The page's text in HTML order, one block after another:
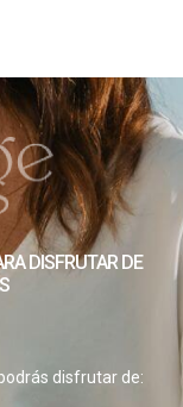
desde
de
DISFRUTAR DE
disfrutar de: